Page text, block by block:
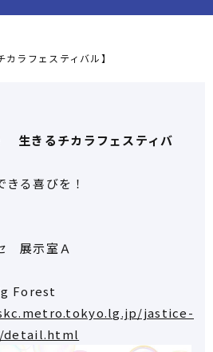
カラフェスティバル】
生きるチカラフェスティバ
る喜びを！
展示室Ａ
Forest
jastice-
detail.html